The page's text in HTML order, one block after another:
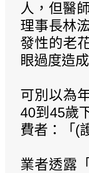
人，但醫
理事長林
發性的老
眼過度造成
可別以為
40到45歲
費者：「(
業者透露